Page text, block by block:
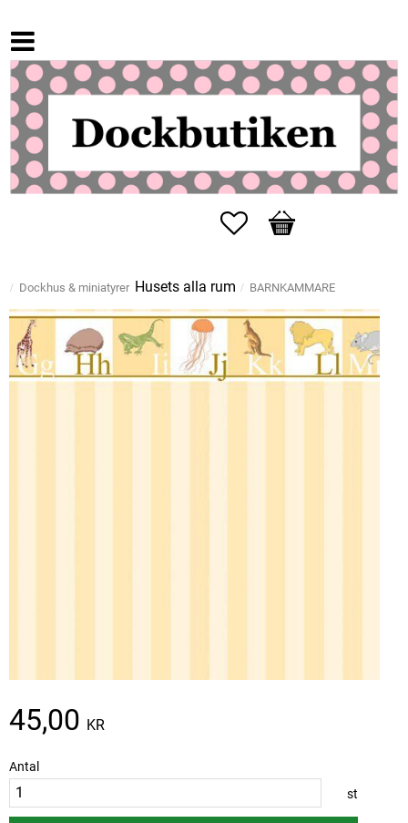
Favoriter
Kundvagn
Dockhus & miniatyrer Husets alla rum BARNKAMMARE
45,00 KR
Antal
st